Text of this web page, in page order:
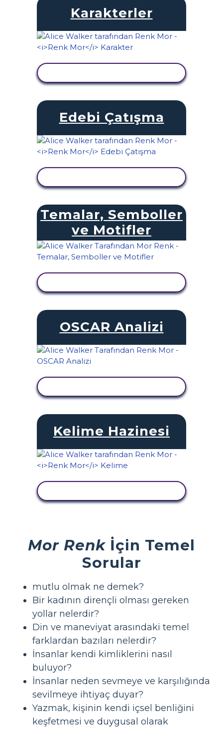
Karakterler
Edebi Çatışma
Temalar, Semboller
ve Motifler
OSCAR Analizi
Kelime Hazinesi
Mor Renkİçin Temel
Sorular
mutlu olmak ne demek?
Bir kadının dirençli olması gereken
yollar nelerdir?
Din ve maneviyat arasındaki temel
farklardan bazıları nelerdir?
İnsanlar kendi kimliklerini nasıl
buluyor?
İnsanlar neden sevmeye ve karşılığında
sevilmeye ihtiyaç duyar?
Yazmak, kişinin kendi içsel benliğini
keşfetmesi ve duygusal olarak